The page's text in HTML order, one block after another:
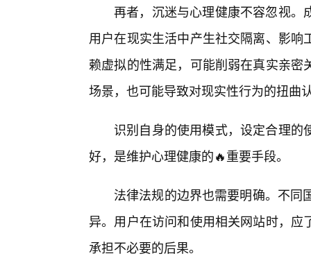
再者，沉迷与心理健康不容忽视。
用户在现实生活中产生社交隔离、影
赖虚拟的性满足，可能削弱在真实亲
场景，也可能导致对现实性行为的扭曲
识别自身的使用模式，设定合理的
好，是维护心理健康的🔥重要手段。
法律法规的边界也需要明确。不
异。用户在访问和使用相关网站时，
承担不必要的后果。